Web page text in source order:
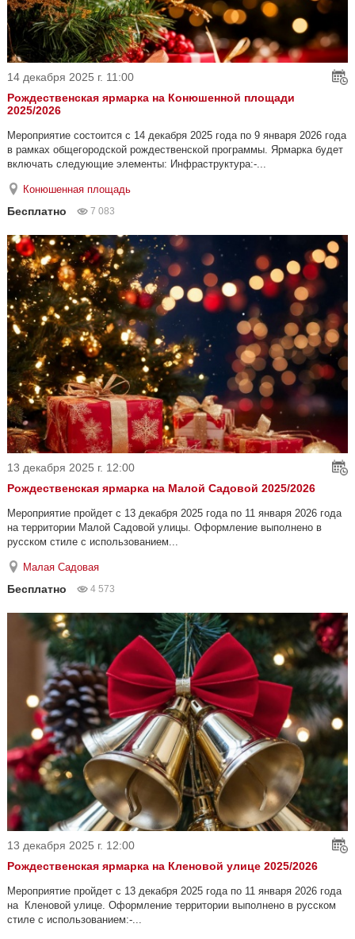
14 декабря 2025 г. 11:00
Рождественская ярмарка на Конюшенной площади
2025/2026
Мероприятие состоится с 14 декабря 2025 года по 9 января 2026 года
в рамках общегородской рождественской программы. Ярмарка будет
включать следующие элементы: Инфраструктура:-...
Конюшенная площадь
Бесплатно 7 083
13 декабря 2025 г. 12:00
Рождественская ярмарка на Малой Садовой 2025/2026
Мероприятие пройдет с 13 декабря 2025 года по 11 января 2026 года
на территории Малой Садовой улицы. Оформление выполнено в
русском стиле с использованием...
Малая Садовая
Бесплатно 4 573
13 декабря 2025 г. 12:00
Рождественская ярмарка на Кленовой улице 2025/2026
Мероприятие пройдет с 13 декабря 2025 года по 11 января 2026 года
на Кленовой улице. Оформление территории выполнено в русском
стиле с использованием:-...